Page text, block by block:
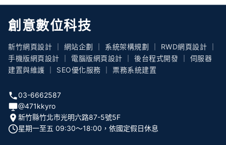
創意數位科技
新竹網頁設計 ｜ 網站企劃 ｜ 系統架構規劃 ｜ RWD網頁設計 ｜
手機版網頁設計 ｜ 電腦版網頁設計 ｜ 後台程式開發 ｜ 伺服器
建置與維護 ｜ SEO優化服務 ｜ 票務系統建置
03-6662587
@471kkyro
新竹縣竹北市光明六路87-5號5F
星期一至五 09:30〜18:00，依國定假日休息